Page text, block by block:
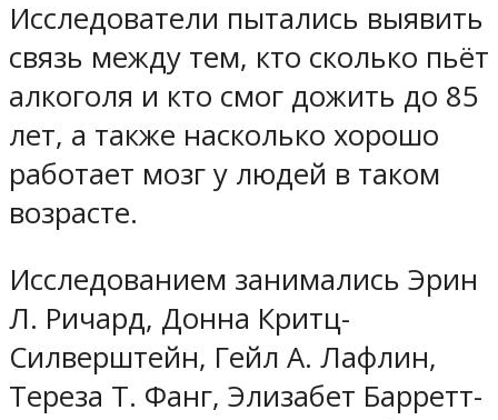
Исследователи пытались выявить
связь между тем, кто сколько пьёт
алкоголя и кто смог дожить до 85
лет, а также насколько хорошо
работает мозг у людей в таком
возрасте.
Исследованием занимались Эрин
Л. Ричард, Донна Критц-
Силверштейн, Гейл А. Лафлин,
Тереза Т. Фанг, Элизабет Барретт-